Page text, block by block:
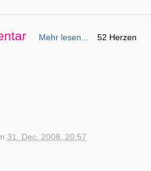
Mehr lesen... 52 Herzen
31. Dec. 2008, 20:57